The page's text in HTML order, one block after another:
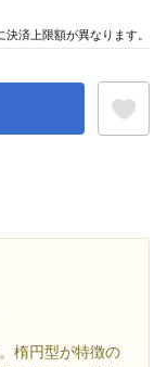
楕円型が特徴の
決済上限額が異なります。